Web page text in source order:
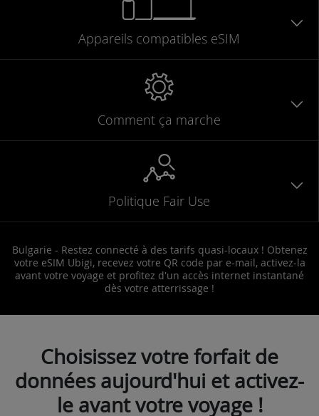
Appareils compatibles eSIM
Comment ça marche
Politique Fair Use
Bulgarie - Restez connecté à des tarifs quasi-locaux ! Obtenez
votre eSIM Ubigi, recevez votre QR code par e-mail, activez-la
avant votre voyage et profitez d'un accès internet instantané
dès votre atterrissage !
Choisissez votre forfait de
données aujourd'hui et activez-
le avant votre voyage !